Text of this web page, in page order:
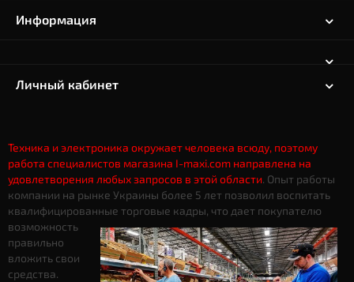
Информация
Личный кабинет
Техника и электроника окружает человека всюду, поэтому
работа специалистов магазина I-maxi.com направлена на
удовлетворения любых запросов в этой области. Опыт работы
компании на рынке Украины более 5 лет позволил воспитать
квалифицированные торговые кадры, что дает покупателю
возможность
правильно
вложить свои
средства.